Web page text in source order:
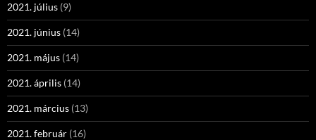
2021. július (9)
2021. június (14)
2021. május (14)
2021. április (14)
2021. március (13)
2021. február (16)